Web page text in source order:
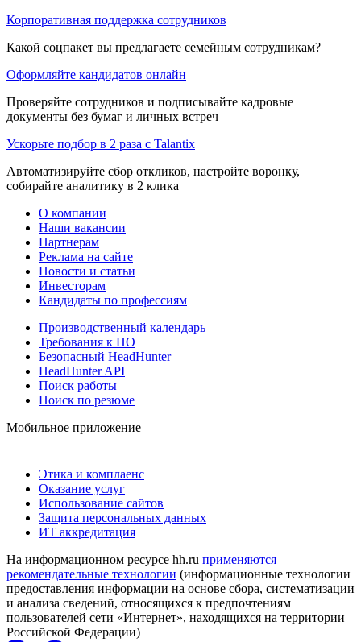
Корпоративная поддержка сотрудников
Какой соцпакет вы предлагаете семейным сотрудникам?
Оформляйте кандидатов онлайн
Проверяйте сотрудников и подписывайте кадровые
документы без бумаг и личных встреч
Ускорьте подбор в 2 раза с Talantix
Автоматизируйте сбор откликов, настройте воронку,
собирайте аналитику в 2 клика
О компании
Наши вакансии
Партнерам
Реклама на сайте
Новости и статьи
Инвесторам
Кандидаты по профессиям
Производственный календарь
Требования к ПО
Безопасный HeadHunter
HeadHunter API
Поиск работы
Поиск по резюме
Мобильное приложение
Этика и комплаенс
Оказание услуг
Использование сайтов
Защита персональных данных
ИТ аккредитация
На информационном ресурсе hh.ru применяются
рекомендательные технологии (информационные технологии
предоставления информации на основе сбора, систематизации
и анализа сведений, относящихся к предпочтениям
пользователей сети «Интернет», находящихся на территории
Российской Федерации)